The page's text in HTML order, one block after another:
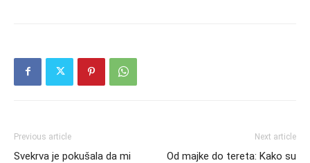
Previous article
Svekrva je pokušala da mi
Next article
Od majke do tereta: Kako su